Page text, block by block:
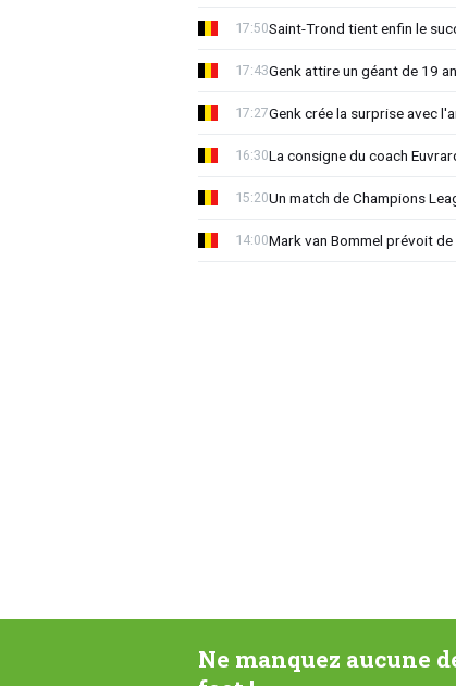
Saint-Trond tient enfin le
17:50
Genk attire un géant de 19
17:43
Genk crée la surprise avec
17:27
La consigne du coach
16:30
Un match de Champions
15:20
Mark van Bommel prévoit
14:00
Ne manquez aucune